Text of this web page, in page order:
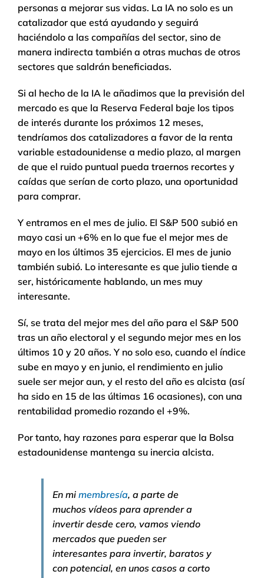
personas a mejorar sus vidas. La IA no solo es un
catalizador que está ayudando y seguirá
haciéndolo a las compañías del sector, sino de
manera indirecta también a otras muchas de otros
sectores que saldrán beneficiadas.
Si al hecho de la IA le añadimos que la previsión del
mercado es que la Reserva Federal baje los tipos
de interés durante los próximos 12 meses,
tendríamos dos catalizadores a favor de la renta
variable estadounidense a medio plazo, al margen
de que el ruido puntual pueda traernos recortes y
caídas que serían de corto plazo, una oportunidad
para comprar.
Y entramos en el mes de julio. El S&P 500 subió en
mayo casi un +6% en lo que fue el mejor mes de
mayo en los últimos 35 ejercicios. El mes de junio
también subió. Lo interesante es que julio tiende a
ser, históricamente hablando, un mes muy
interesante.
Sí, se trata del mejor mes del año para el S&P 500
tras un año electoral y el segundo mejor mes en los
últimos 10 y 20 años. Y no solo eso, cuando el índice
sube en mayo y en junio, el rendimiento en julio
suele ser mejor aun, y el resto del año es alcista (así
ha sido en 15 de las últimas 16 ocasiones), con una
rentabilidad promedio rozando el +9%.
Por tanto, hay razones para esperar que la Bolsa
estadounidense mantenga su inercia alcista.
En mi membresía, a parte de
muchos vídeos para aprender a
invertir desde cero, vamos viendo
mercados que pueden ser
interesantes para invertir, baratos y
con potencial, en unos casos a corto